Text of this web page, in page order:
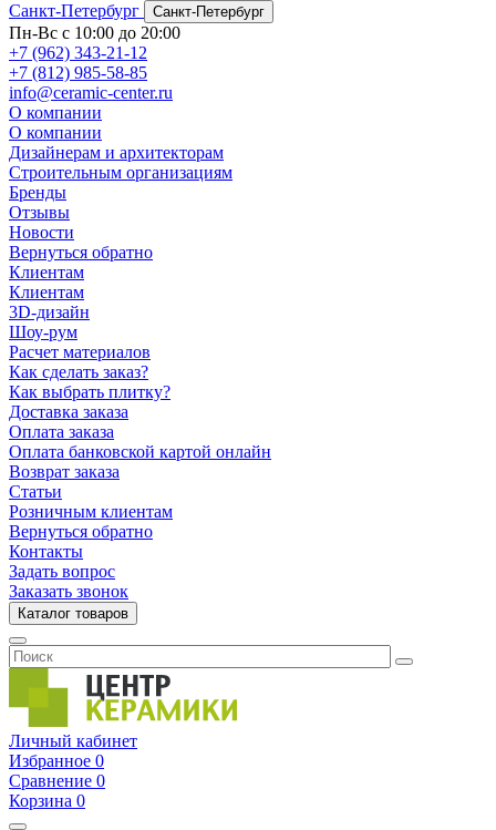
Санкт-Петербург
Санкт-Петербург
Пн-Вс с 10:00 до 20:00
+7 (962) 343-21-12
+7 (812) 985-58-85
info@ceramic-center.ru
О компании
О компании
Дизайнерам и архитекторам
Строительным организациям
Бренды
Отзывы
Новости
Вернуться обратно
Клиентам
Клиентам
3D-дизайн
Шоу-рум
Расчет материалов
Как сделать заказ?
Как выбрать плитку?
Доставка заказа
Оплата заказа
Оплата банковской картой онлайн
Возврат заказа
Статьи
Розничным клиентам
Вернуться обратно
Контакты
Задать вопрос
Заказать звонок
Каталог товаров
Личный кабинет
Избранное 0
Сравнение 0
Корзина 0